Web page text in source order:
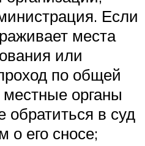
Если
места
или
по общей
местные органы
обратиться в суд
о его сносе;